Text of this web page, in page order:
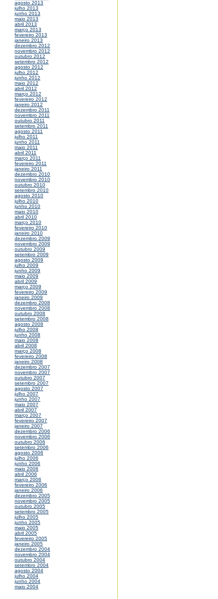
agosto 2013
julho 2013
junho 2013
maio 2013
abril 2013
março 2013
fevereiro 2013
janeiro 2013
dezembro 2012
novembro 2012
outubro 2012
setembro 2012
agosto 2012
julho 2012
junho 2012
maio 2012
abril 2012
março 2012
fevereiro 2012
janeiro 2012
dezembro 2011
novembro 2011
outubro 2011
setembro 2011
agosto 2011
julho 2011
junho 2011
maio 2011
abril 2011
março 2011
fevereiro 2011
janeiro 2011
dezembro 2010
novembro 2010
outubro 2010
setembro 2010
agosto 2010
julho 2010
junho 2010
maio 2010
abril 2010
março 2010
fevereiro 2010
janeiro 2010
dezembro 2009
novembro 2009
outubro 2009
setembro 2009
agosto 2009
julho 2009
junho 2009
maio 2009
abril 2009
março 2009
fevereiro 2009
janeiro 2009
dezembro 2008
novembro 2008
outubro 2008
setembro 2008
agosto 2008
julho 2008
junho 2008
maio 2008
abril 2008
março 2008
fevereiro 2008
janeiro 2008
dezembro 2007
novembro 2007
outubro 2007
setembro 2007
agosto 2007
julho 2007
junho 2007
maio 2007
abril 2007
março 2007
fevereiro 2007
janeiro 2007
dezembro 2006
novembro 2006
outubro 2006
setembro 2006
agosto 2006
julho 2006
junho 2006
maio 2006
abril 2006
março 2006
fevereiro 2006
janeiro 2006
dezembro 2005
novembro 2005
outubro 2005
setembro 2005
julho 2005
junho 2005
maio 2005
abril 2005
fevereiro 2005
janeiro 2005
dezembro 2004
novembro 2004
outubro 2004
setembro 2004
agosto 2004
julho 2004
junho 2004
maio 2004